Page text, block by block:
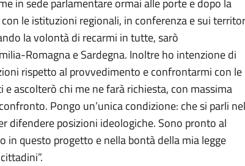
in sede parlamentare ormai alle porte e dopo la
le istituzioni regionali, in conferenza e sui
la volontà di recarmi in tutte, sarò
Romagna e Sardegna. Inoltre ho intenzione di
rispetto al provvedimento e confrontarmi con le
ascolterò chi me ne farà richiesta, con massima
Pongo un’unica condizione: che si parli nel
difendere posizioni ideologiche. Sono pronto al
in questo progetto e nella bontà della mia legge